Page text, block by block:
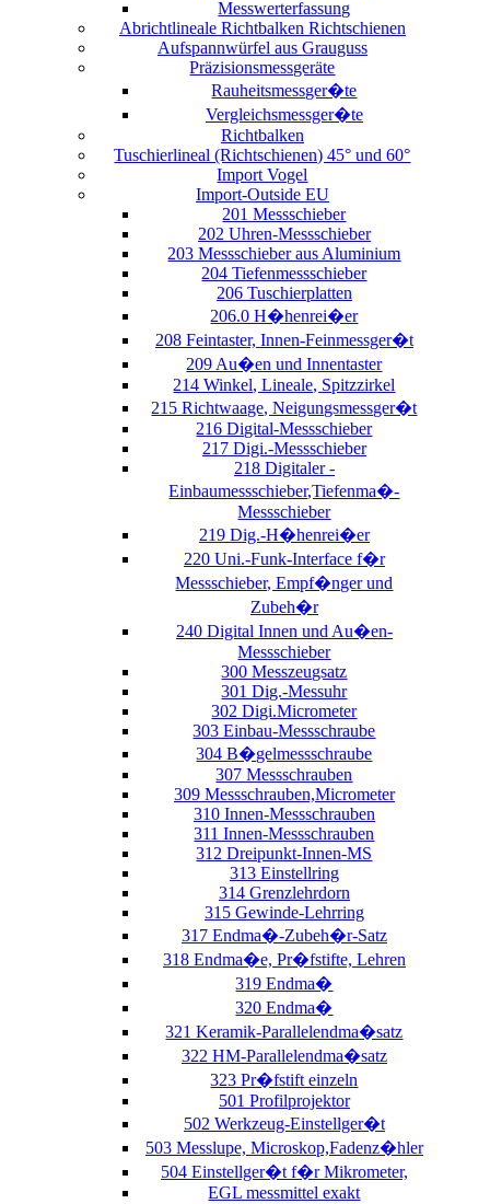
Messwerterfassung
Abrichtlineale Richtbalken Richtschienen
Aufspannwürfel aus Grauguss
Präzisionsmessgeräte
Rauheitsmessger�te
Vergleichsmessger�te
Richtbalken
Tuschierlineal (Richtschienen) 45° und 60°
Import Vogel
Import-Outside EU
201 Messschieber
202 Uhren-Messschieber
203 Messschieber aus Aluminium
204 Tiefenmessschieber
206 Tuschierplatten
206.0 H�henrei�er
208 Feintaster, Innen-Feinmessger�t
209 Au�en und Innentaster
214 Winkel, Lineale, Spitzzirkel
215 Richtwaage, Neigungsmessger�t
216 Digital-Messschieber
217 Digi.-Messschieber
218 Digitaler -
Einbaumessschieber,Tiefenma�-
Messschieber
219 Dig.-H�henrei�er
220 Uni.-Funk-Interface f�r
Messschieber, Empf�nger und
Zubeh�r
240 Digital Innen und Au�en-
Messschieber
300 Messzeugsatz
301 Dig.-Messuhr
302 Digi.Micrometer
303 Einbau-Messschraube
304 B�gelmessschraube
307 Messschrauben
309 Messschrauben,Micrometer
310 Innen-Messschrauben
311 Innen-Messschrauben
312 Dreipunkt-Innen-MS
313 Einstellring
314 Grenzlehrdorn
315 Gewinde-Lehrring
317 Endma�-Zubeh�r-Satz
318 Endma�e, Pr�fstifte, Lehren
319 Endma�
320 Endma�
321 Keramik-Parallelendma�satz
322 HM-Parallelendma�satz
323 Pr�fstift einzeln
501 Profilprojektor
502 Werkzeug-Einstellger�t
503 Messlupe, Microskop,Fadenz�hler
504 Einstellger�t f�r Mikrometer,
EGL messmittel exakt